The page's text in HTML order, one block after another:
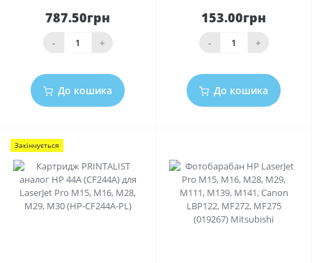
787.50грн
- +
До кошика
153.00грн
- +
До кошика
Закінчується